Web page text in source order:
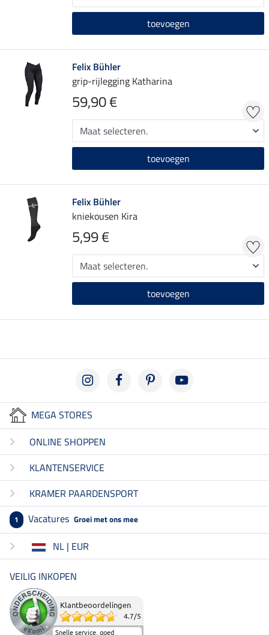
toevoegen
Felix Bühler
grip-rijlegging Katharina
59,90 €
toevoegen
Felix Bühler
kniekousen Kira
5,99 €
toevoegen
MEGA STORES
ONLINE SHOPPEN
KLANTENSERVICE
KRAMER PAARDENSPORT
1 Vacatures Groei met ons mee
NL | EUR
VEILIG INKOPEN
Klantbeoordelingen
4.7/5
Snelle service, goed